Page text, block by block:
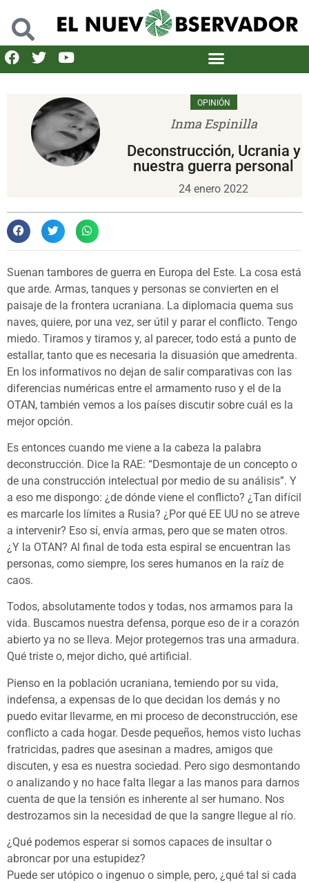
OPINIÓN
Inma Espinilla
Deconstrucción, Ucrania y
nuestra guerra personal
24 enero 2022
Suenan tambores de guerra en Europa del Este. La cosa está
que arde. Armas, tanques y personas se convierten en el
paisaje de la frontera ucraniana. La diplomacia quema sus
naves, quiere, por una vez, ser útil y parar el conflicto. Tengo
miedo. Tiramos y tiramos y, al parecer, todo está a punto de
estallar, tanto que es necesaria la disuasión que amedrenta.
En los informativos no dejan de salir comparativas con las
diferencias numéricas entre el armamento ruso y el de la
OTAN, también vemos a los países discutir sobre cuál es la
mejor opción.
Es entonces cuando me viene a la cabeza la palabra
deconstrucción. Dice la RAE: “Desmontaje de un concepto o
de una construcción intelectual por medio de su análisis”. Y
a eso me dispongo: ¿de dónde viene el conflicto? ¿Tan difícil
es marcarle los límites a Rusia? ¿Por qué EE UU no se atreve
a intervenir? Eso sí, envía armas, pero que se maten otros.
¿Y la OTAN? Al final de toda esta espiral se encuentran las
personas, como siempre, los seres humanos en la raíz de
caos.
Todos, absolutamente todos y todas, nos armamos para la
vida. Buscamos nuestra defensa, porque eso de ir a corazón
abierto ya no se lleva. Mejor protegernos tras una armadura.
Qué triste o, mejor dicho, qué artificial.
Pienso en la población ucraniana, temiendo por su vida,
indefensa, a expensas de lo que decidan los demás y no
puedo evitar llevarme, en mi proceso de deconstrucción, ese
conflicto a cada hogar. Desde pequeños, hemos visto luchas
fratricidas, padres que asesinan a madres, amigos que
discuten, y esa es nuestra sociedad. Pero sigo desmontando
o analizando y no hace falta llegar a las manos para darnos
cuenta de que la tensión es inherente al ser humano. Nos
destrozamos sin la necesidad de que la sangre llegue al río.
¿Qué podemos esperar si somos capaces de insultar o
abroncar por una estupidez?
Puede ser utópico o ingenuo o simple, pero, ¿qué tal si cada